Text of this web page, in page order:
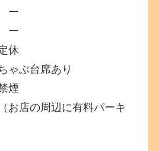
ー
ー
休
ぶ台席あり
煙
店の周辺に有料パーキ